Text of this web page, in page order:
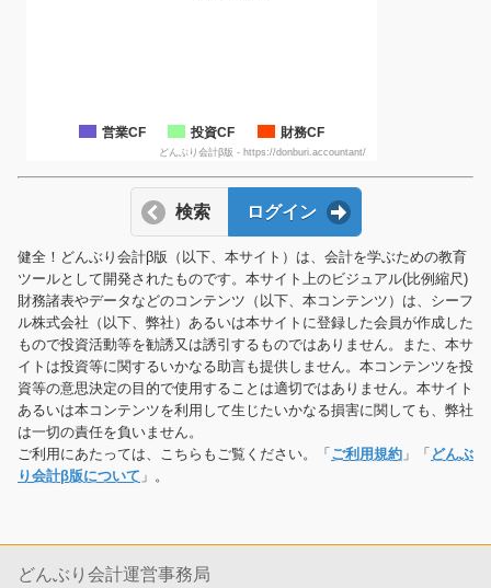
営業CF 投資CF 財務CF
どんぶり会計β版 - https://donburi.accountant/
検索 ログイン
健全！どんぶり会計β版（以下、本サイト）は、会計を学ぶための教育
ツールとして開発されたものです。本サイト上のビジュアル(比例縮尺)
財務諸表やデータなどのコンテンツ（以下、本コンテンツ）は、シーフ
ル株式会社（以下、弊社）あるいは本サイトに登録した会員が作成した
もので投資活動等を勧誘又は誘引するものではありません。また、本サ
イトは投資等に関するいかなる助言も提供しません。本コンテンツを投
資等の意思決定の目的で使用することは適切ではありません。本サイト
あるいは本コンテンツを利用して生じたいかなる損害に関しても、弊社
は一切の責任を負いません。
ご利用にあたっては、こちらもご覧ください。「 ご利用規約 」「 どんぶ
り会計β版について 」。
どんぶり会計運営事務局